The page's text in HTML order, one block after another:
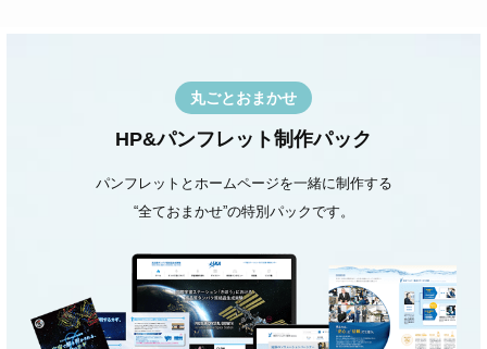
丸ごとおまかせ
HP&パンフレット制作パック
パンフレットとホームページを一緒に制作する
“全ておまかせ”の特別パックです。